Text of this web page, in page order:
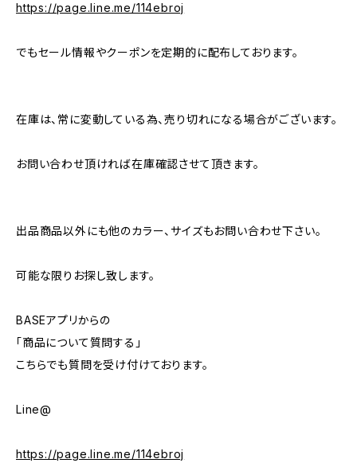
https://page.line.me/114ebroj
でもセール情報やクーポンを定期的に配布しております。
在庫は、常に変動している為、売り切れになる場合がございます。
お問い合わせ頂ければ在庫確認させて頂きます。
出品商品以外にも他のカラー、サイズもお問い合わせ下さい。
可能な限りお探し致します。
BASEアプリからの
「商品について質問する」
こちらでも質問を受け付けております。
Line@
https://page.line.me/114ebroj